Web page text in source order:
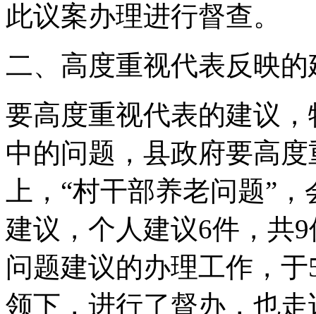
此议案办理进行督查。
二、高度重视代表反映的
要高度重视代表的建议
中的问题，县政府要高
上，“村干部养老问题”
建议，个人建议6件，共
问题建议的办理工作，
领下，进行了督办，也